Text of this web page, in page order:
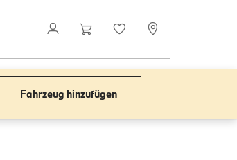
Fahrzeug hinzufügen